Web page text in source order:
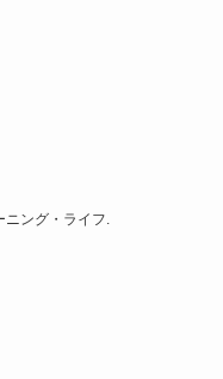
ニング・ライフ.